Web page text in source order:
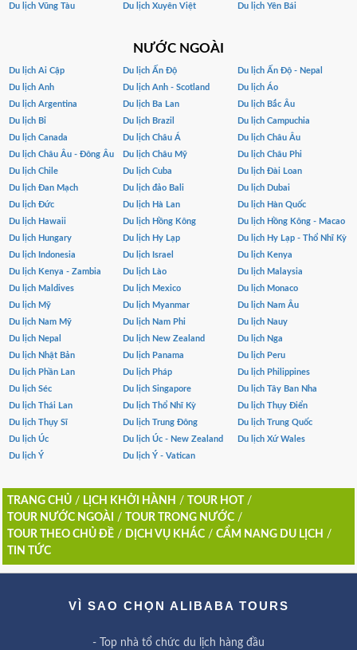
Du lịch Vũng Tàu
Du lịch Xuyên Việt Du lịch Yên Bái
NƯỚC NGOÀI
Du lịch Ai Cập Du lịch Ấn Độ
Du lịch Ấn Độ - Nepal
Du lịch Anh
Du lịch Anh - Scotland
Du lịch Áo
Du lịch Argentina
Du lịch Ba Lan
Du lịch Bắc Âu
Du lịch Bỉ
Du lịch Brazil
Du lịch Campuchia
Du lịch Canada
Du lịch Châu Á
Du lịch Châu Âu
Du lịch Châu Âu - Đông Âu
Du lịch Châu Mỹ
Du lịch Châu Phi
Du lịch Chile
Du lịch Cuba
Du lịch Đài Loan
Du lịch Đan Mạch
Du lịch đảo Bali
Du lịch Dubai
Du lịch Đức
Du lịch Hà Lan
Du lịch Hàn Quốc
Du lịch Hawaii
Du lịch Hồng Kông
Du lịch Hồng Kông - Macao
Du lịch Hungary
Du lịch Hy Lạp
Du lịch Hy Lạp - Thổ Nhĩ Kỳ
Du lịch Indonesia
Du lịch Israel
Du lịch Kenya
Du lịch Kenya - Zambia
Du lịch Lào
Du lịch Malaysia
Du lịch Maldives
Du lịch Mexico
Du lịch Monaco
Du lịch Mỹ
Du lịch Myanmar
Du lịch Nam Âu
Du lịch Nam Mỹ
Du lịch Nam Phi
Du lịch Nauy
Du lịch Nepal
Du lịch New Zealand
Du lịch Nga
Du lịch Nhật Bản
Du lịch Panama
Du lịch Peru
Du lịch Phần Lan
Du lịch Pháp
Du lịch Philippines
Du lịch Séc
Du lịch Singapore
Du lịch Tây Ban Nha
Du lịch Thái Lan
Du lịch Thổ Nhĩ Kỳ
Du lịch Thụy Điển
Du lịch Thụy Sĩ
Du lịch Trung Đông
Du lịch Trung Quốc
Du lịch Úc
Du lịch Úc - New Zealand
Du lịch Xứ Wales
Du lịch Ý
Du lịch Ý - Vatican
TRANG CHỦ/ LỊCH KHỞI HÀNH / TOUR HOT
/
TOUR NƯỚC NGOÀI
/ TOUR TRONG NƯỚC/
TOUR THEO CHỦ ĐỀ/ DỊCH VỤ KHÁC/ CẨM NANG DU LỊCH /
TIN TỨC
VÌ SAO CHỌN ALIBABA TOURS
- Top nhà tổ chức du lịch hàng đầu